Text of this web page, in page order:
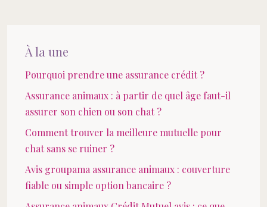
À la une
Pourquoi prendre une assurance crédit ?
Assurance animaux : à partir de quel âge faut-il
assurer son chien ou son chat ?
Comment trouver la meilleure mutuelle pour
chat sans se ruiner ?
Avis groupama assurance animaux : couverture
fiable ou simple option bancaire ?